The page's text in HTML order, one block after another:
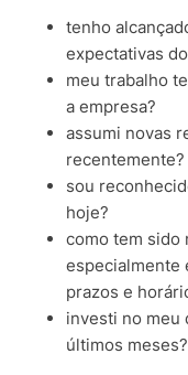
tenho
expectativas
meu trabalho
a empresa?
assumi novas
recentemente?
sou
hoje?
como tem sido
especialmente
prazos e
investi no meu
últimos meses?